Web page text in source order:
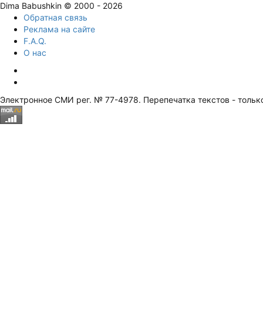
Dima Babushkin © 2000 - 2026
Обратная связь
Реклама на сайте
F.A.Q.
О нас
Электронное СМИ рег. № 77-4978. Перепечатка текстов -